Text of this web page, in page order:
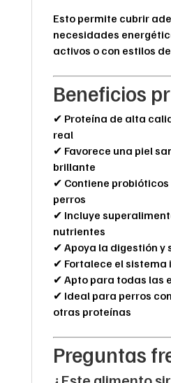
Esto permite cubrir
necesidades
activos o con estilos
Beneficios
✔ Proteína de alta
real
✔ Favorece una piel
brillante
✔ Contiene
perros
✔ Incluye
nutrientes
✔ Apoya la digestión
✔ Fortalece el sistema
✔ Apto para todas las
✔ Ideal para perros
otras proteínas
Preguntas